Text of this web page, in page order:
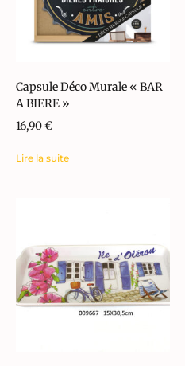
Capsule Déco Murale « BAR
A BIERE »
16,90€
Lire la suite